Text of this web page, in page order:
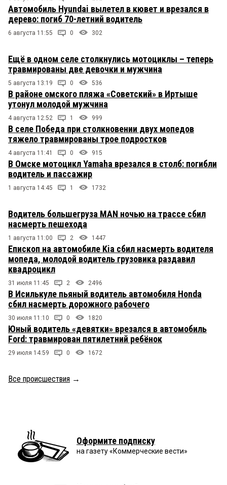
Автомобиль Hyundai вылетел в кювет и врезался в
дерево: погиб 70-летний водитель
6 августа 11:55 0 302
Ещё в одном селе столкнулись мотоциклы – теперь
травмированы две девочки и мужчина
5 августа 13:19 0 536
В районе омского пляжа «Советский» в Иртыше
утонул молодой мужчина
4 августа 12:52 1 999
В селе Победа при столкновении двух мопедов
тяжело травмированы трое подростков
4 августа 11:41 0 915
В Омске мотоцикл Yamaha врезался в столб: погибли
водитель и пассажир
1 августа 14:45 1 1732
Водитель большегруза MAN ночью на трассе сбил
насмерть пешехода
1 августа 11:00 2 1447
Епископ на автомобиле Kia сбил насмерть водителя
мопеда, молодой водитель грузовика раздавил
квадроцикл
31 июля 11:45 2 2496
В Исилькуле пьяный водитель автомобиля Honda
сбил насмерть дорожного рабочего
30 июля 11:10 0 1820
Юный водитель «девятки» врезался в автомобиль
Ford: травмирован пятилетний ребёнок
29 июля 14:59 0 1672
Все происшествия →
Оформите подписку
на газету «Коммерческие вести»